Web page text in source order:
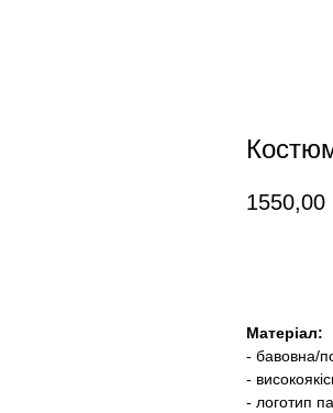
1550,00
Матеріал:
- бавовна/
-
- логотип